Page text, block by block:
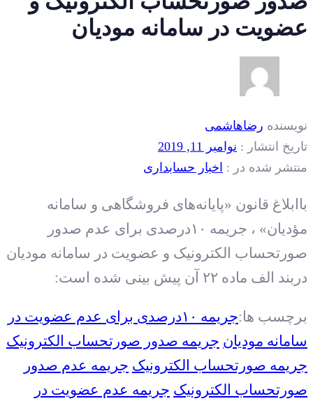
عضویت در سامانه مودیان
نویسنده رضاهاشمی
تاریخ انتشار : نوامبر 11, 2019
منتشر شده در : اخبار حسابداری
باابلاغ قانون «پایانه‌های فروشگاهی و سامانه
مؤدیان» ، جریمه ۱۰درصدی برای عدم صدور
صورتحساب الکترونیک و عضویت در سامانه مودیان
دربند الف ماده ۲۲ آن پیش بینی شده است:
برچسب ها:
جریمه ۱۰درصدی برای عدم عضویت در
سامانه مودیان جریمه صدور صورتحساب الکترونیک
جریمه صورتحساب الکترونیک جریمه عدم صدور
صورتحساب الکترونیک جریمه عدم عضویت در